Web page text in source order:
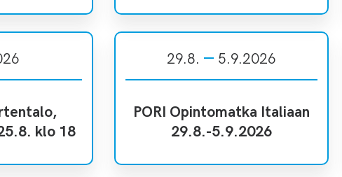
klo 18
29.8. 5.9.2026
PORI Opintomatka Italiaan
29.8.-5.9.2026